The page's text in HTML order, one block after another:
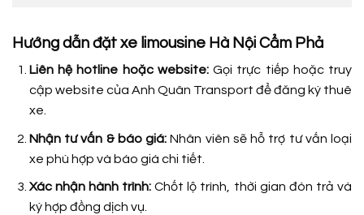
Hướng dẫn đặt xe limousine Hà Nội Cẩm Phả
Liên hệ hotline hoặc website:Gọi trực tiếp hoặc truy
cập website của Anh Quân Transport để đăng ký thuê
xe.
Nhận tư vấn & báo giá: Nhân viên sẽ hỗ trợ tư vấn loại
xe phù hợp và báo giá chi tiết.
Xác nhận hành trình: Chốt lộ trình, thời gian đón trả và
ký hợp đồng dịch vụ.